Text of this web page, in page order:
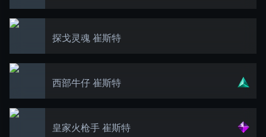
探戈灵魂 崔斯特
西部牛仔 崔斯特
皇家火枪手 崔斯特